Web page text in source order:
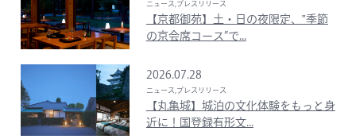
ニュース,プレスリリース
【京都御苑】土・日の夜限定、‟季節
の京会席コース”で...
2026.07.28
ニュース,プレスリリース
【丸亀城】城泊の文化体験をもっと身
近に！国登録有形文...